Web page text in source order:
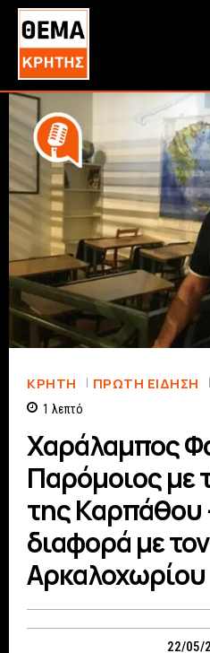
ΚΡΗΤΗ ΠΡΏΤΗ ΕΊΔΗΣΗ
1 λεπτό
Χαράλαμπος
Παρόμοιος με
της Καρπάθου
διαφορά με
Αρκαλοχωρίου
22/05/